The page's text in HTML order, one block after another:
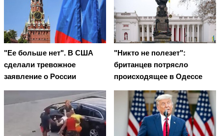
"Ее больше нет". В США
сделали тревожное
заявление о России
"Никто не полезет":
британцев потрясло
происходящее в Одессе